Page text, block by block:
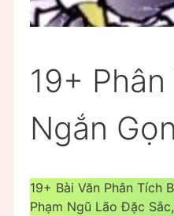
19+
Ngắn
19+ Bài Văn Phân Tích
Phạm Ngũ Lão Đặc